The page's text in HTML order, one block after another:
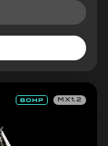
MX1.2